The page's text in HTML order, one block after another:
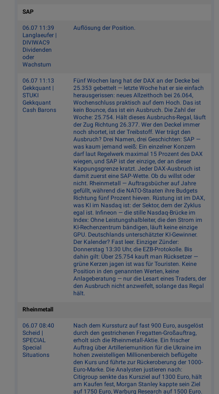
SAP
06.07 11:39
Langlaeufer |
DIVIWAC9
Dividenden
oder
Wachstum
Auflösung der Position.
06.07 11:13
Gekkquant |
STUKI
Gekkquant
Cash Barons
Fünf Wochen lang hat der DAX an der Decke bei
25.353 gebettelt — letzte Woche hat er sie einfach
herausgerissen: neues Allzeithoch bei 26.064,
Wochenschluss praktisch auf dem Hoch. Das ist
kein Bounce, das ist ein Ausbruch. Die Zahl der
Woche: 25.754. Hält dieses Ausbruchs-Regal, läuft
der Zug Richtung 26.377. Wer den Deckel immer
noch shortet, ist der Treibstoff. Wer trägt den
Ausbruch? Drei Namen, drei Geschichten: SAP —
was kaum jemand weiß: Ein einzelner Konzern
darf laut Regelwerk maximal 15 Prozent des DAX
wiegen, und SAP ist der einzige, der an dieser
Kappungsgrenze kratzt. Jeder DAX-Ausbruch ist
damit zuerst eine SAP-Wette. Ob du willst oder
nicht. Rheinmetall — Auftragsbücher auf Jahre
gefüllt, während die NATO-Staaten ihre Budgets
Richtung fünf Prozent hieven. Rüstung ist im DAX,
was KI im Nasdaq ist: der Sektor, dem der Zyklus
egal ist. Infineon — die stille Nasdaq-Brücke im
Index: Ohne Leistungshalbleiter, die den Strom im
KI-Rechenzentrum bändigen, läuft keine einzige
GPU. Deutschlands unterschätzter KI-Gewinner.
Der Kalender? Fast leer. Einziger Zünder:
Donnerstag 13:30 Uhr, die EZB-Protokolle. Bis
dahin gilt: Über 25.754 kauft man Rücksetzer —
grüne Kerzen jagen ist was für Touristen. Keine
Position in den genannten Werten, keine
Anlageberatung — nur die Lesart eines Traders, der
den Ausbruch nicht anzweifelt, solange das Regal
hält.
Rheinmetall
06.07 08:40
Scheid |
SPECIAL
Special
Situations
Nach dem Kurssturz auf fast 900 Euro, ausgelöst
durch den gestrichenen Fregatten-Großauftrag,
erholt sich die Rheinmetall-Aktie. Ein frischer
Auftrag über Artilleriemunition für die Ukraine im
hohen zweistelligen Millionenbereich beflügelte
den Kurs und führte zur Rückeroberung der 1000-
Euro-Marke. Die Analysten justieren nach:
Citigroup senkte das Kursziel auf 1300 Euro, hält
am Kaufen fest, Morgan Stanley kappte sein Ziel
auf 1750 Euro, Warburg Research auf 1500 Euro.